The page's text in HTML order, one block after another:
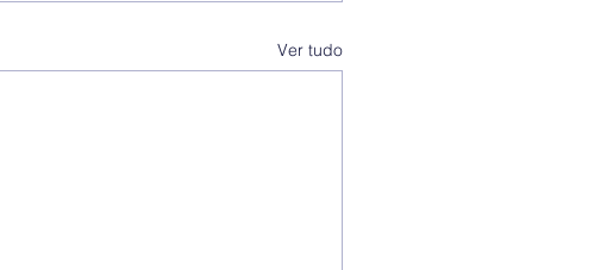
Ver tudo